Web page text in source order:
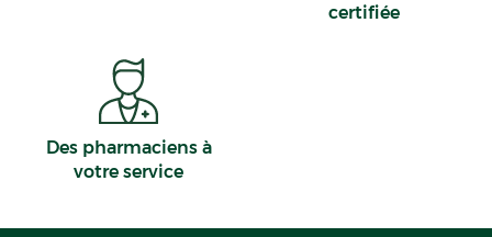
certifiée
Des pharmaciens à
votre service